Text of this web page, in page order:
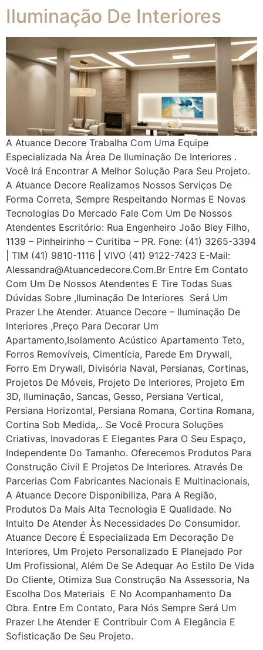
Iluminação De Interiores
A Atuance Decore Trabalha Com Uma Equipe
Especializada Na Área De Iluminação De Interiores .
Você Irá Encontrar A Melhor Solução Para Seu Projeto.
A Atuance Decore Realizamos Nossos Serviços De
Forma Correta, Sempre Respeitando Normas E Novas
Tecnologias Do Mercado Fale Com Um De Nossos
Atendentes Escritório: Rua Engenheiro João Bley Filho,
1139 – Pinheirinho – Curitiba – PR. Fone: (41) 3265-3394
| TIM (41) 9810-1116 | VIVO (41) 9122-7423 E-Mail:
Alessandra@atuancedecore.com.br Entre Em Contato
Com Um De Nossos Atendentes E Tire Todas Suas
Dúvidas Sobre ,iluminação De Interiores Será Um
Prazer Lhe Atender. Atuance Decore – Iluminação De
Interiores ,Preço Para Decorar Um
Apartamento,Isolamento Acústico Apartamento Teto,
Forros Removíveis, Cimentícia, Parede Em Drywall,
Forro Em Drywall, Divisória Naval, Persianas, Cortinas,
Projetos De Móveis, Projeto De Interiores, Projeto Em
3D, Iluminação, Sancas, Gesso, Persiana Vertical,
Persiana Horizontal, Persiana Romana, Cortina Romana,
Cortina Sob Medida,.. Se Você Procura Soluções
Criativas, Inovadoras E Elegantes Para O Seu Espaço,
Independente Do Tamanho. Oferecemos Produtos Para
Construção Civil E Projetos De Interiores. Através De
Parcerias Com Fabricantes Nacionais E Multinacionais,
A Atuance Decore Disponibiliza, Para A Região,
Produtos Da Mais Alta Tecnologia E Qualidade. No
Intuito De Atender Às Necessidades Do Consumidor.
Atuance Decore É Especializada Em Decoração De
Interiores, Um Projeto Personalizado E Planejado Por
Um Profissional, Além De Se Adequar Ao Estilo De Vida
Do Cliente, Otimiza Sua Construção Na Assessoria, Na
Escolha Dos Materiais E No Acompanhamento Da
Obra. Entre Em Contato, Para Nós Sempre Será Um
Prazer Lhe Atender E Contribuir Com A Elegância E
Sofisticação De Seu Projeto.